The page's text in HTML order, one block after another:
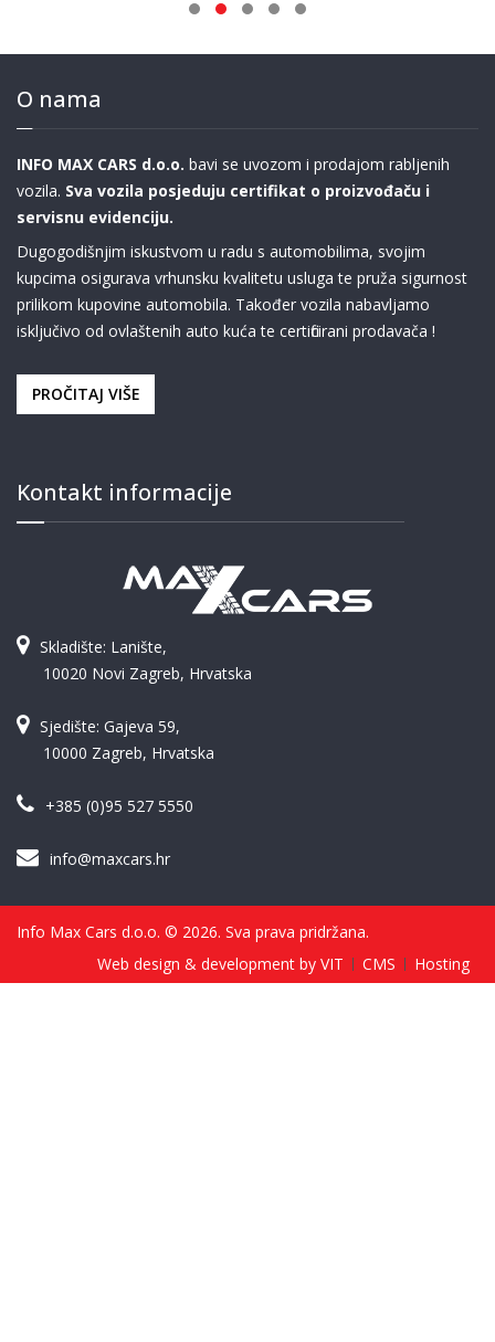
O nama
INFO MAX CARS d.o.o. bavi se uvozom i prodajom rabljenih
vozila. Sva vozila posjeduju certifikat o proizvođaču i
servisnu evidenciju.
Dugogodišnjim iskustvom u radu s automobilima, svojim
kupcima osigurava vrhunsku kvalitetu usluga te pruža sigurnost
prilikom kupovine automobila. Također vozila nabavljamo
isključivo od ovlaštenih auto kuća te certificirani prodavača !
PROČITAJ VIŠE
Kontakt informacije
Skladište: Lanište,
10020 Novi Zagreb, Hrvatska
Sjedište: Gajeva 59,
10000 Zagreb, Hrvatska
+385 (0)95 527 5550
info@maxcars.hr
Info Max Cars d.o.o. © 2026. Sva prava pridržana.
Web design & development by VIT
CMS Hosting